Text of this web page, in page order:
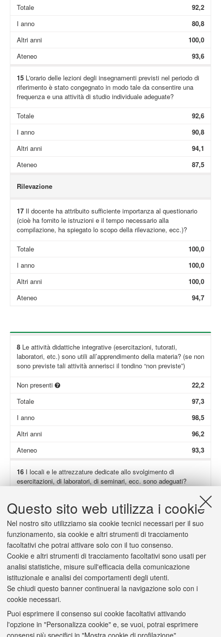
Questo sito web utilizza i cookie
Nel nostro sito utilizziamo sia cookie tecnici necessari per il suo
funzionamento, sia cookie e altri strumenti di tracciamento
facoltativi che potrai attivare solo con il tuo consenso.
Cookie e altri strumenti di tracciamento facoltativi sono usati per
analisi statistiche, misure sull'efficacia della comunicazione
istituzionale e analisi dei comportamenti degli utenti.
Se chiudi questo banner continuerai la navigazione solo con i
cookie necessari.
Puoi esprimere il consenso sui cookie facoltativi attivando
l'opzione in "Personalizza cookie" e, se vuoi, potrai esprimere
consensi più specifici in "Mostra cookie di profilazione".
Totale
92,2
I anno
80,8
Altri anni
100,0
Ateneo
93,6
15L'orario delle lezioni degli insegnamenti previsti nel periodo di
riferimento è stato congegnato in modo tale da consentire una
frequenza e una attività di studio individuale adeguate?
Totale
92,6
I anno
90,8
Altri anni
94,1
Ateneo
87,5
Rilevazione
17Il docente ha attribuito sufficiente importanza al questionario
(cioè ha fornito le istruzioni e il tempo necessario alla
compilazione, ha spiegato lo scopo della rilevazione, ecc.)?
Totale
100,0
I anno
100,0
Altri anni
100,0
Ateneo
94,7
8Le attività didattiche integrative (esercitazioni, tutorati,
laboratori, etc.) sono utili all’apprendimento della materia? (se non
sono previste tali attività annerisci il tondino “non previste”)
Non presenti
22,2
Totale
97,3
I anno
98,5
Altri anni
96,2
Ateneo
93,3
16I locali e le attrezzature dedicate allo svolgimento di
esercitazioni, di laboratori, di seminari, ecc. sono adeguati?
36,0
Totale
99,2
I anno
Altri anni
Ateneo
2/a(Solo se hai risposto "decisamente no" o "più no che sì") Il
carico di studio è scarso o eccessivo?